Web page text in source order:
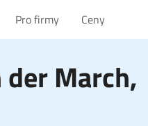
Pro firmy Ceny
der March,